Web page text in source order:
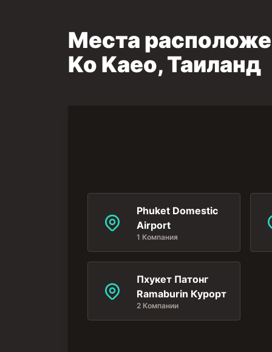
Места
Ko Kaeo, Таиланд
Phuket Domestic
Airport
1 Компания
Пхукет Патонг
Ramaburin Курорт
2 Компании